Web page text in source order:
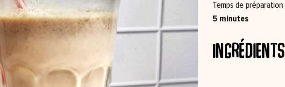
Temps de préparation
5 minutes
Ingrédients